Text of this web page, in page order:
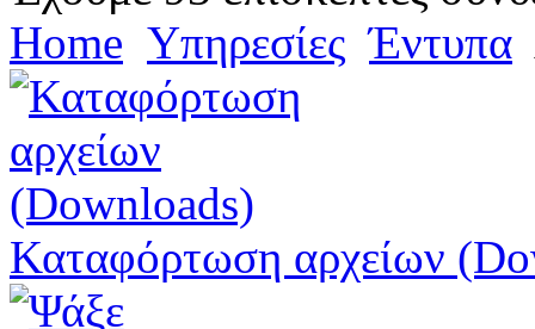
Home Υπηρεσίες Έντυπα
Καταφόρτωση αρχείων